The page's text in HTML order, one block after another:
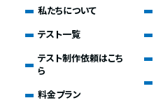
私たちについて
テスト一覧
テスト制作依頼はこち
ら
料金プラン